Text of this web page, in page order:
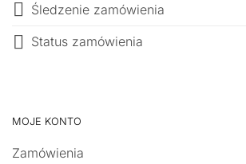
Śledzenie zamówienia
Status zamówienia
MOJE KONTO
Zamówienia